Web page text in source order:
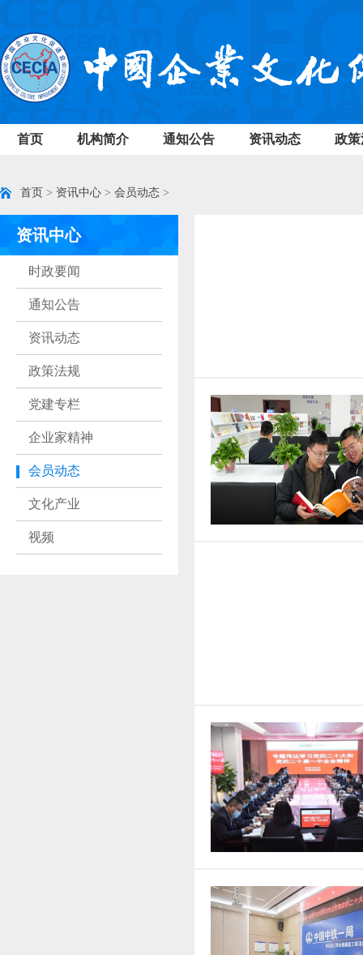
首页 机构简介 通知公告 资讯动态 政
首页 > 资讯中心 > 会员动态 >
资讯中心
时政要闻
通知公告
资讯动态
政策法规
党建专栏
企业家精神
会员动态
文化产业
视频